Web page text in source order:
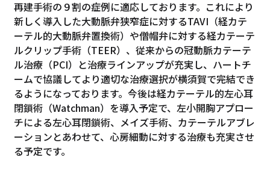
再建手術の９割の症例に適応しております。これにより
新しく導入した大動脈弁狭窄症に対するTAVI（経カテ
ーテル的大動脈弁置換術）や僧帽弁に対する経カテーテ
ルクリップ手術（TEER）、従来からの冠動脈カテーテ
ル治療（PCI）と治療ラインアップが充実し、ハートチ
ームで協議してより適切な治療選択が横須賀で完結でき
るようになっております。今後は経カテーテル的左心耳
閉鎖術（Watchman）を導入予定で、左小開胸アプロー
チによる左心耳閉鎖術、メイズ手術、カテーテルアブレ
ーションとあわせて、心房細動に対する治療も充実させ
る予定です。